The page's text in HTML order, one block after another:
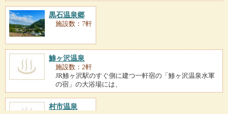
黒石温泉郷
施設数：7軒
鯵ヶ沢温泉
施設数：2軒
JR鯵ヶ沢駅のすぐ側に建つ一軒宿の「鯵ヶ沢温泉水軍
の宿」の大浴場には、
村市温泉